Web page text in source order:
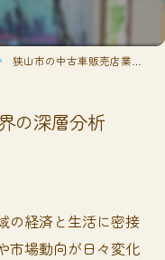
狭山市の中古車販売店業界の深層分析
の深層分析
の経済と生活に密接
市場動向が日々変化